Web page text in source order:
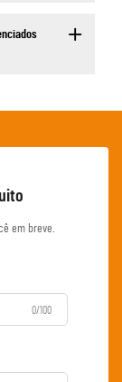
em breve.
0/100